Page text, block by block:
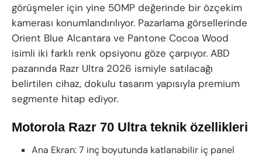
görüşmeler için yine 50MP değerinde bir özçekim
kamerası konumlandırılıyor. Pazarlama görsellerinde
Orient Blue Alcantara ve Pantone Cocoa Wood
isimli iki farklı renk opsiyonu göze çarpıyor. ABD
pazarında Razr Ultra 2026 ismiyle satılacağı
belirtilen cihaz, dokulu tasarım yapısıyla premium
segmente hitap ediyor.
Motorola Razr 70 Ultra teknik özellikleri
Ana Ekran: 7 inç boyutunda katlanabilir iç panel